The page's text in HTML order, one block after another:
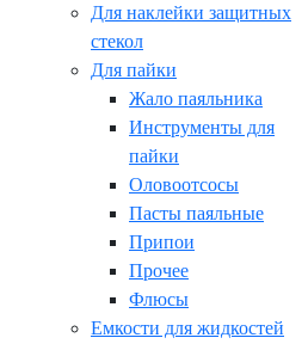
Для наклейки защитных
стекол
Для пайки
Жало паяльника
Инструменты для
пайки
Оловоотсосы
Пасты паяльные
Припои
Прочее
Флюсы
Емкости для жидкостей